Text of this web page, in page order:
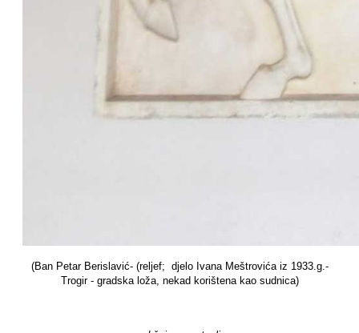
(Ban Petar Berislavić- (reljef; djelo Ivana Meštrovića iz 1933.g.-
Trogir - gradska loža, nekad korištena kao sudnica)